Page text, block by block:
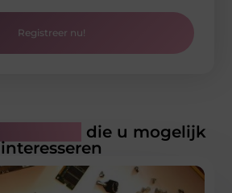
Registreer nu!
die u mogelijk
interesseren